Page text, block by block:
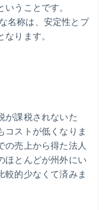
うことです。
名称は、安定性とプ
ります。
が課税されないた
コストが低くなりま
の売上から得た法人
ほとんどが州外にい
較的少なくて済みま